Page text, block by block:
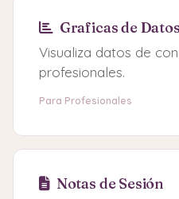
Graficas de Datos
Visualiza datos de
profesionales.
Para Profesionales
Notas de Sesión